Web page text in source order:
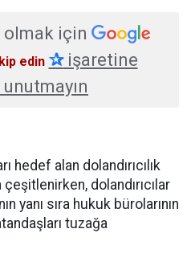
olmak için
edin ✰işaretine
unutmayın
hedef alan dolandırıcılık
dolandırıcılar
yanı sıra hukuk bürolarının
tuzağa